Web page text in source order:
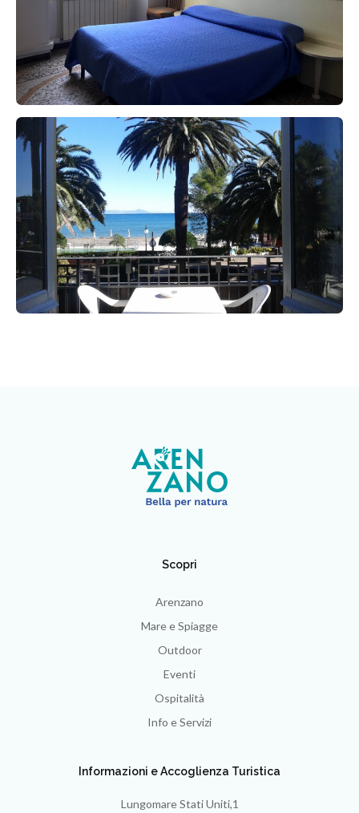
Scopri
Arenzano
Mare e Spiagge
Outdoor
Eventi
Ospitalità
Info e Servizi
Informazioni e Accoglienza Turistica
Lungomare Stati Uniti,1